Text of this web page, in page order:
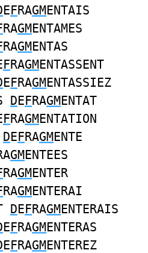
EFRAGMENTAIS
RAGMENTAMES
RAGMENTAS
FRAGMENTASSENT
EFRAGMENTASSIEZ
DEFRAGMENTAT
FRAGMENTATION
DEFRAGMENTE
GMENTEES
RAGMENTER
RAGMENTERAI
DEFRAGMENTERAIS
EFRAGMENTERAS
EFRAGMENTEREZ